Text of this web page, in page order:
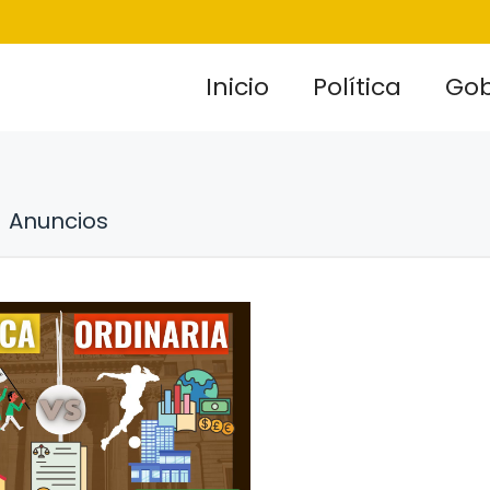
Inicio Política
Anuncios